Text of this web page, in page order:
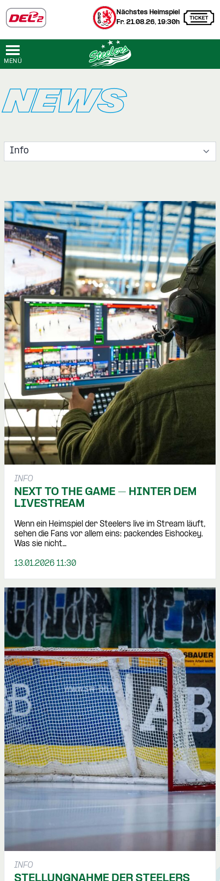
Nächstes Heimspiel
Fr. 21.08.26, 19:30h
MENÜ
NEWS
INFO
NEXT TO THE GAME – HINTER DEM
LIVESTREAM
Wenn ein Heimspiel der Steelers live im Stream läuft,
sehen die Fans vor allem eins: packendes Eishockey.
Was sie nicht…
13.01.2026 11:30
INFO
STELLUNGNAHME DER STEELERS